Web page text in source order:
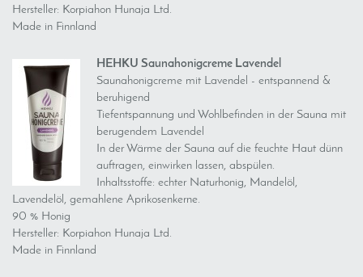
Hersteller: Korpiahon Hunaja Ltd.
Made in Finnland
HEHKU Saunahonigcreme Lavendel
Saunahonigcreme mit Lavendel - entspannend &
beruhigend
Tiefentspannung und Wohlbefinden in der Sauna mit
berugendem Lavendel
In der Wärme der Sauna auf die feuchte Haut dünn
auftragen, einwirken lassen, abspülen.
Inhaltsstoffe: echter Naturhonig, Mandelöl,
Lavendelöl, gemahlene Aprikosenkerne.
90 % Honig
Hersteller: Korpiahon Hunaja Ltd.
Made in Finnland